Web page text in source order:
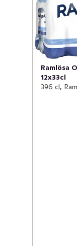
världen.
kyld. Till
närhelst
bubbelvatten.
Ramlösa
12x33cl
396 cl,